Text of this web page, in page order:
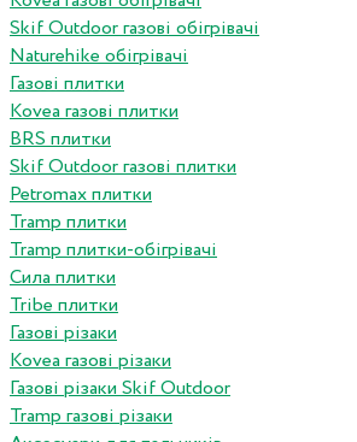
Skif Outdoor газові обігрівачі
Naturehike обігрівачі
Газові плитки
Kovea газові плитки
BRS плитки
Skif Outdoor газові плитки
Petromax плитки
Tramp плитки
Tramp плитки-обігрівачі
Сила плитки
Tribe плитки
Газові різаки
Kovea газові різаки
Газові різаки Skif Outdoor
Tramp газові різаки